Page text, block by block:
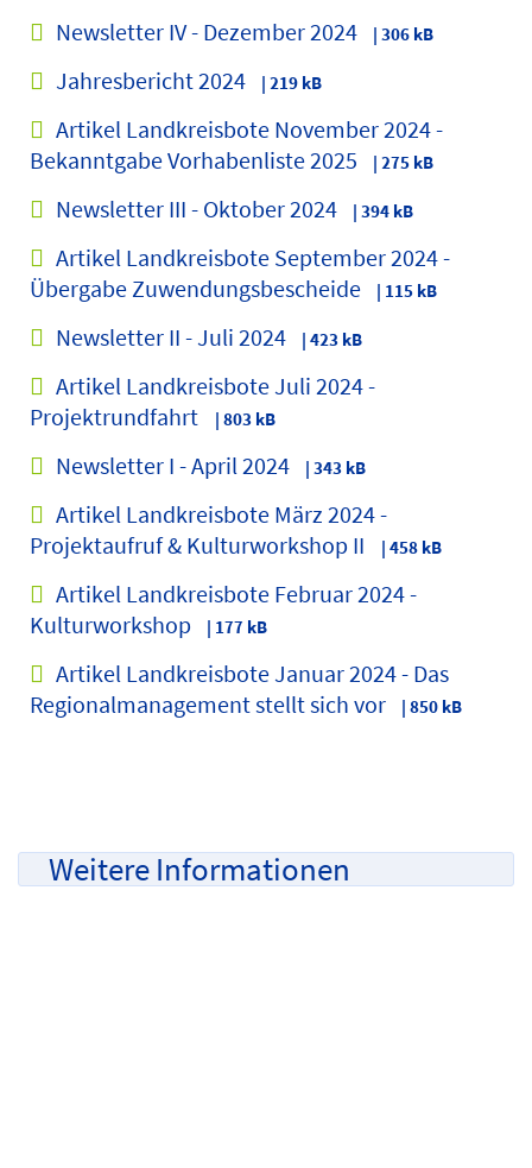
Newsletter IV - Dezember 2024 | 306 kB
Jahresbericht 2024 | 219 kB
Artikel Landkreisbote November 2024 -
Bekanntgabe Vorhabenliste 2025
| 275 kB
Newsletter III - Oktober 2024 | 394 kB
Artikel Landkreisbote September 2024 -
Übergabe Zuwendungsbescheide
| 115 kB
Newsletter II - Juli 2024 | 423 kB
Artikel Landkreisbote Juli 2024 -
Projektrundfahrt
| 803 kB
Newsletter I - April 2024 | 343 kB
Artikel Landkreisbote März 2024 -
Projektaufruf & Kulturworkshop II
| 458 kB
Artikel Landkreisbote Februar 2024 -
Kulturworkshop
| 177 kB
Artikel Landkreisbote Januar 2024 - Das
Regionalmanagement stellt sich vor
| 850 kB
Weitere Informationen